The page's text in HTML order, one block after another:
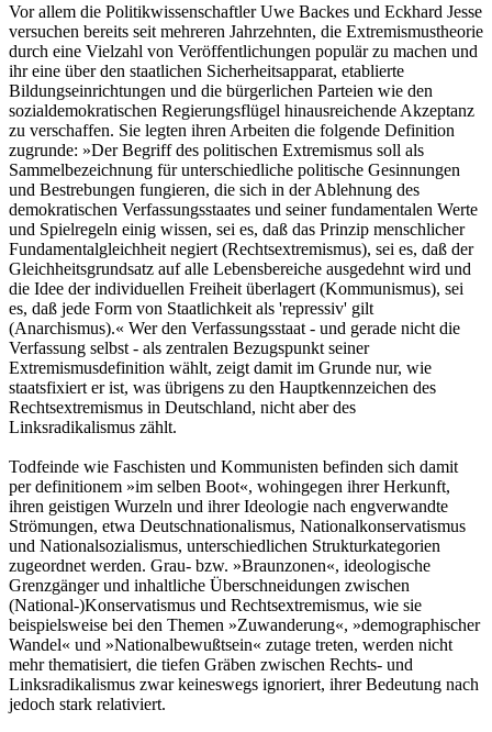
Vor allem die Politikwissenschaftler Uwe Backes und Eckhard Jesse
versuchen bereits seit mehreren Jahrzehnten, die Extremismustheorie
durch eine Vielzahl von Veröffentlichungen populär zu machen und
ihr eine über den staatlichen Sicherheitsapparat, etablierte
Bildungseinrichtungen und die bürgerlichen Parteien wie den
sozialdemokratischen Regierungsflügel hinausreichende Akzeptanz
zu verschaffen. Sie legten ihren Arbeiten die folgende Definition
zugrunde: »Der Begriff des politischen Extremismus soll als
Sammelbezeichnung für unterschiedliche politische Gesinnungen
und Bestrebungen fungieren, die sich in der Ablehnung des
demokratischen Verfassungsstaates und seiner fundamentalen Werte
und Spielregeln einig wissen, sei es, daß das Prinzip menschlicher
Fundamentalgleichheit negiert (Rechtsextremismus), sei es, daß der
Gleichheitsgrundsatz auf alle Lebensbereiche ausgedehnt wird und
die Idee der individuellen Freiheit überlagert (Kommunismus), sei
es, daß jede Form von Staatlichkeit als 'repressiv' gilt
(Anarchismus).« Wer den Verfassungsstaat - und gerade nicht die
Verfassung selbst - als zentralen Bezugspunkt seiner
Extremismusdefinition wählt, zeigt damit im Grunde nur, wie
staatsfixiert er ist, was übrigens zu den Hauptkennzeichen des
Rechtsextremismus in Deutschland, nicht aber des
Linksradikalismus zählt.
Todfeinde wie Faschisten und Kommunisten befinden sich damit
per definitionem »im selben Boot«, wohingegen ihrer Herkunft,
ihren geistigen Wurzeln und ihrer Ideologie nach engverwandte
Strömungen, etwa Deutschnationalismus, Nationalkonservatismus
und Nationalsozialismus, unterschiedlichen Strukturkategorien
zugeordnet werden. Grau- bzw. »Braunzonen«, ideologische
Grenzgänger und inhaltliche Überschneidungen zwischen
(National-)Konservatismus und Rechtsextremismus, wie sie
beispielsweise bei den Themen »Zuwanderung«, »demographischer
Wandel« und »Nationalbewußtsein« zutage treten, werden nicht
mehr thematisiert, die tiefen Gräben zwischen Rechts- und
Linksradikalismus zwar keineswegs ignoriert, ihrer Bedeutung nach
jedoch stark relativiert.